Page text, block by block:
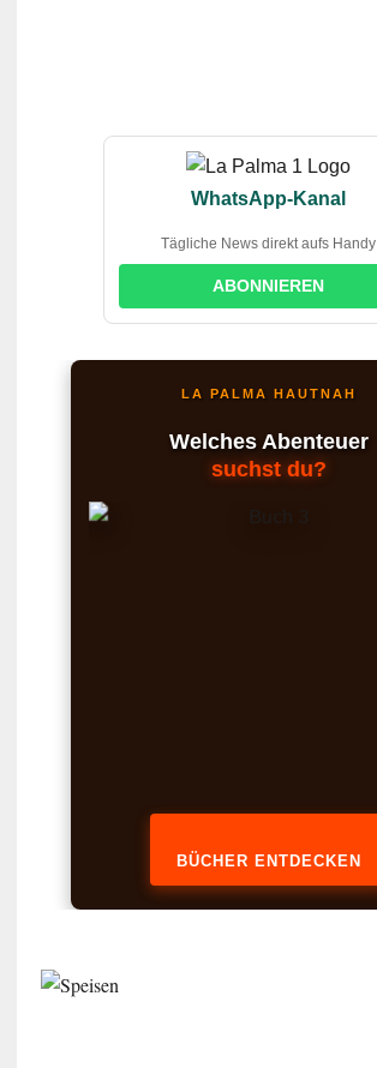
WhatsApp-Kanal
Tägliche News direkt aufs Handy
ABONNIEREN
LA PALMA HAUTNAH
Welches Abenteuer
suchst du?
BÜCHER ENTDECKEN